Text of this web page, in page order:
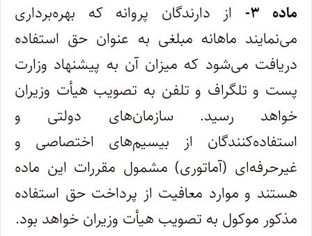
‌ماده ۳-
از دارندگان پروانه که بهره‌برداری
می‌نمایند ماهانه مبلغی به عنوان حق استفاده
دریافت می‌شود که میزان آن به پیشنهاد وزارت
پست و تلگراف و تلفن به تصویب هیأت وزیران
خواهد رسید. سازمان‌های دولتی و
استفاده‌کنندگان از بیسیم‌های اختصاصی و
غیرحرفه‌ای (‌آماتوری) مشمول مقررات این ماده
هستند و موارد معافیت از پرداخت حق استفاده
مذکور موکول به تصویب هیأت وزیران خواهد بود.